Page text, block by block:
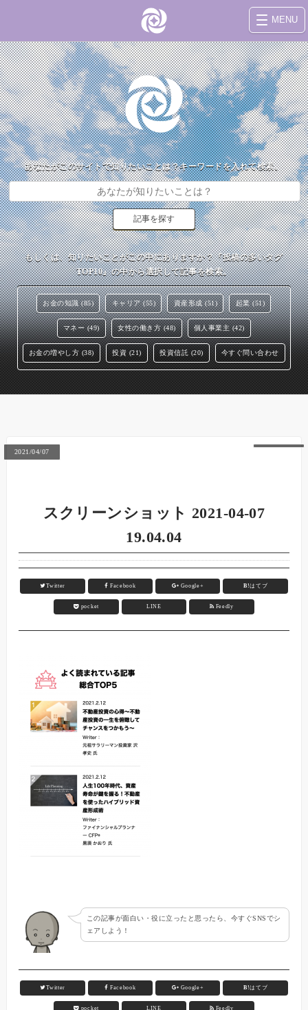
MENU
あなたがこのサイトで知りたいことは？キーワードを入れて検索。
もしくは、知りたいことがこの中にありますか？『投稿の多いタグ
TOP10』の中から選択して記事を検索。
お金の知識 (85) キャリア (55) 資産形成 (51) 起業 (51)
マネー (49) 女性の働き方 (48) 個人事業主 (42)
お金の増やし方 (38) 投資 (21) 投資信託 (20) 今すぐ問い合わせ
2021/04/07
スクリーンショット 2021-04-07
19.04.04
Twitter Facebook Google+ B!はてブ
pocket LINE Feedly
この記事が面白い・役に立ったと思ったら、今すぐSNSでシ
ェアしよう！
Twitter Facebook Google+ B!はてブ
pocket LINE Feedly